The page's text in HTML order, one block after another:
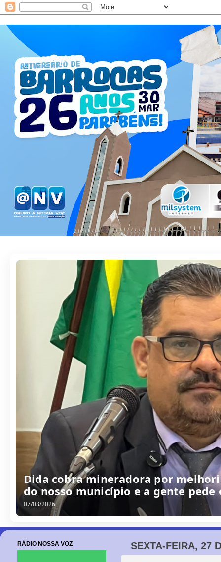
Dida cobra mineradora por
do nosso município e a gente pede
07/08/2026
SEXTA-FEIRA, 27
RÁDIO NOSSA VOZ